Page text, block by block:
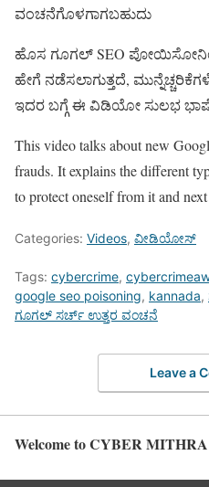
ವಂಚನೆಗೊಳಗಾಗಬಹುದು
ಹೊಸ ಗೂಗಲ್ SEO
ಹೇಗೆ ನಡೆಸಲಾಗುತ್ತದೆ,
ಇದರ ಬಗ್ಗೆ ಈ ವಿಡಿಯೋ ಸುಲಭ
This video talks about new
frauds. It explains the different
to protect oneself from it and next
Categories: Videos, ವೀಡಿಯೋಸ್
Tags: cybercrime,
google seo poisoning, kannada,
ಗೂಗಲ್ ಸರ್ಚ್ ಉತ್ತರ ವಂಚನೆ
Leave a
Welcome to CYBER MITHRA